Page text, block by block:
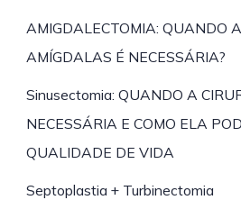
AMIGDALECTOMIA: QUANDO
AMÍGDALAS É NECESSÁRIA?
Sinusectomia: QUANDO A
NECESSÁRIA E COMO ELA
QUALIDADE DE VIDA
Septoplastia + Turbinectomia